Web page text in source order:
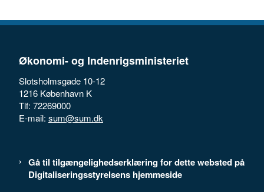
Økonomi- og Indenrigsministeriet
Slotsholmsgade 10-12
1216 København K
Tlf: 72269000
E-mail: sum@sum.dk
Gå til tilgængelighedserklæring for dette websted på
Digitaliseringsstyrelsens hjemmeside